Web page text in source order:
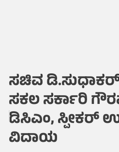
ಸಚಿವ ಡಿ.ಸುಧಾಕರ್
ಸಕಲ ಸರ್ಕಾರಿ
ಡಿಸಿಎಂ, ಸ್ಪೀಕರ್
ವಿದಾಯ